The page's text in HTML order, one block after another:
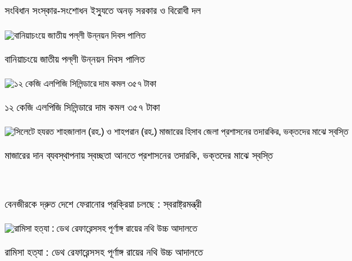
সংবিধান সংস্কার-সংশোধন ইস্যুতে অনড় সরকার ও বিরোধী দল
বানিয়াচংয়ে জাতীয় পল্লী উন্নয়ন দিবস পালিত
১২ কেজি এলপিজি সিলিন্ডারে দাম কমল ৩৫৭ টাকা
মাজারের দান ব্যবস্থাপনায় স্বচ্ছতা আনতে প্রশাসনের তদারকি, ভক্তদের মাঝে স্বস্তি
বেনজীরকে দ্রুত দেশে ফেরানোর প্রক্রিয়া চলছে : স্বরাষ্ট্রমন্ত্রী
রামিসা হত্যা : ডেথ রেফারেন্সসহ পূর্ণাঙ্গ রায়ের নথি উচ্চ আদালতে